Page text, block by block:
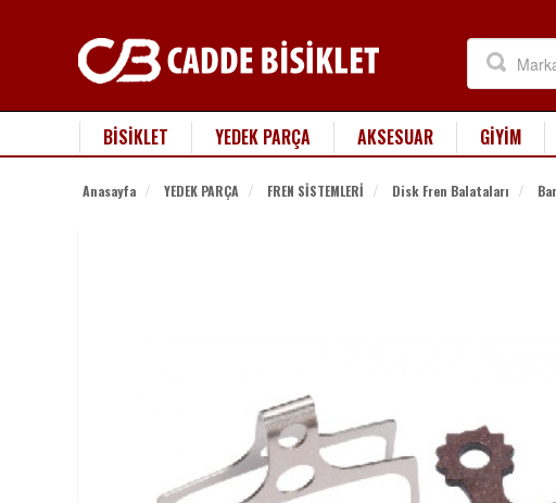
BİSİKLET YEDEK PARÇA AKSESUAR GİYİM
Anasayfa YEDEK PARÇA FREN SİSTEMLERİ Disk Fren Balataları